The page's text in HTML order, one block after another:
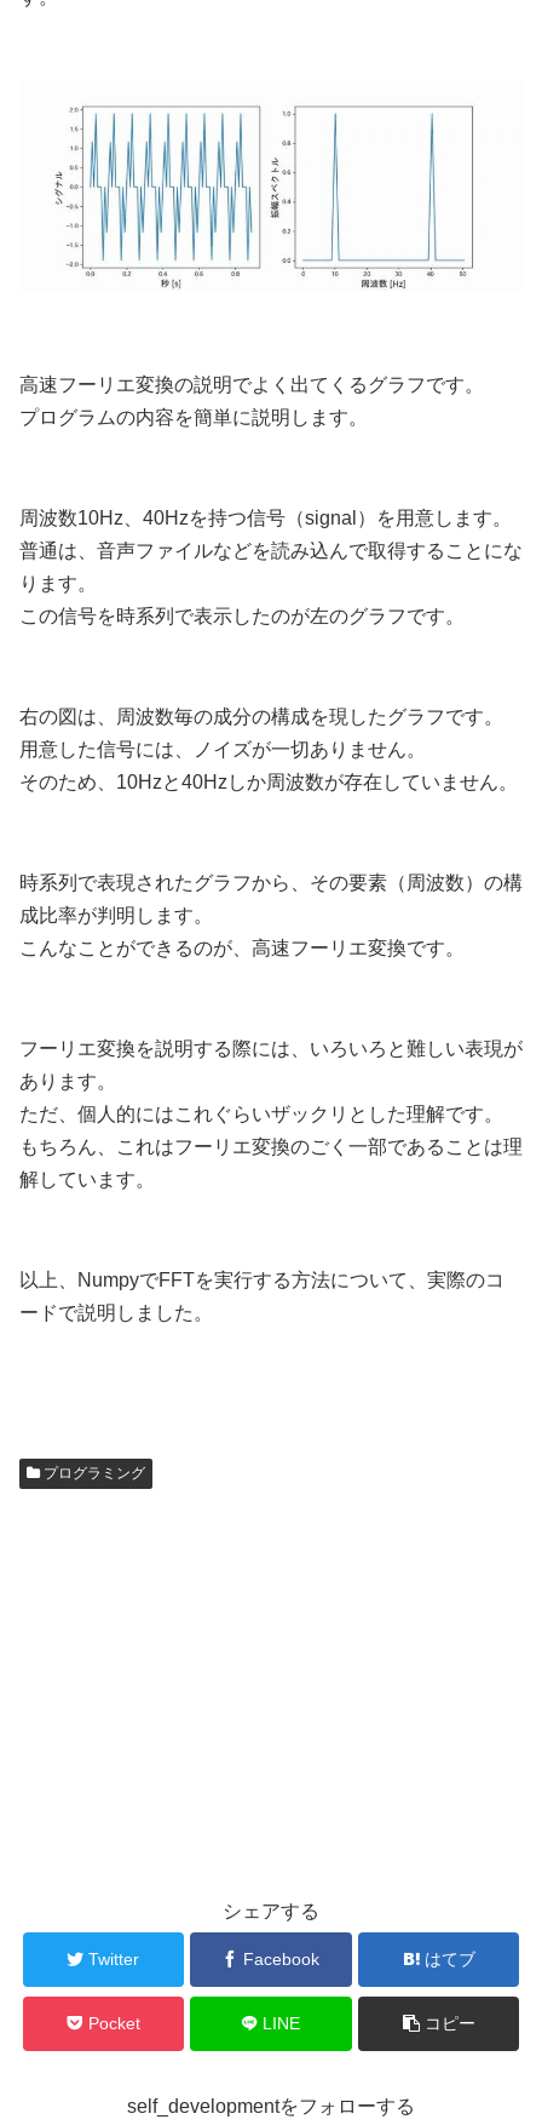
高速フーリエ変換の説明でよく出てくるグラフです。
プログラムの内容を簡単に説明します。
周波数10Hz、40Hzを持つ信号（signal）を用意します。
普通は、音声ファイルなどを読み込んで取得することにな
ります。
この信号を時系列で表示したのが左のグラフです。
右の図は、周波数毎の成分の構成を現したグラフです。
用意した信号には、ノイズが一切ありません。
そのため、10Hzと40Hzしか周波数が存在していません。
時系列で表現されたグラフから、その要素（周波数）の構
成比率が判明します。
こんなことができるのが、高速フーリエ変換です。
フーリエ変換を説明する際には、いろいろと難しい表現が
あります。
ただ、個人的にはこれぐらいザックリとした理解です。
もちろん、これはフーリエ変換のごく一部であることは理
解しています。
以上、NumpyでFFTを実行する方法について、実際のコ
ードで説明しました。
プログラミング
シェアする
Twitter Facebook はてブ
Pocket LINE コピー
self_developmentをフォローする